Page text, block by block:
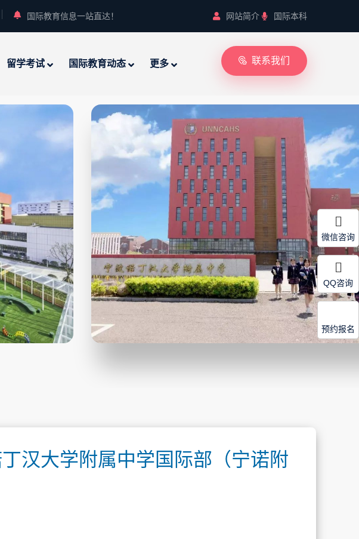
国际教育信息一站直达！ 网站简介 国际本科
留学考试 国际教育动态 更多 联系我们
汉大学附属中学国际部（宁诺附
微信咨询
QQ咨询
预约报名